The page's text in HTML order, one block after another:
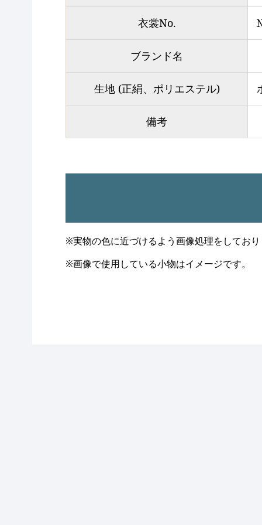
衣裳No.
ブランド名
生地 (正絹、ポリエステル)
備考
※実物の色に近づけるよう画像処理をしてお
※画像で使用している小物はイメージです。